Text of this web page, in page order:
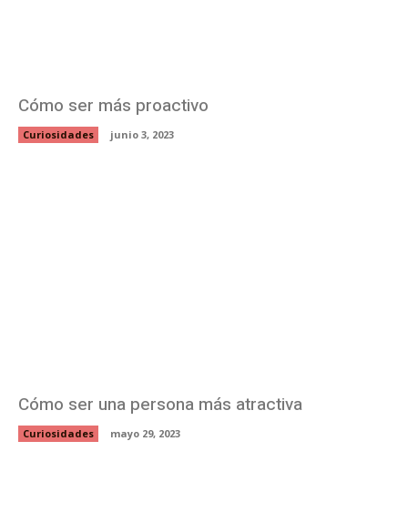
Cómo ser más proactivo
Curiosidades junio 3, 2023
Cómo ser una persona más atractiva
Curiosidades mayo 29, 2023